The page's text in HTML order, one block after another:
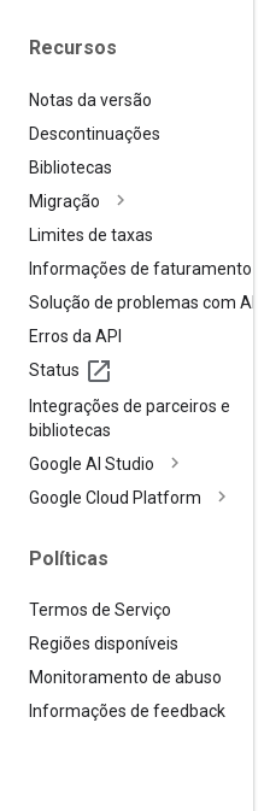
Recursos
Notas da versão
Descontinuações
Bibliotecas
Migração
Limites de taxas
Informações de faturamento
Solução de problemas com APIs
Erros da API
Status
Integrações de parceiros e
bibliotecas
Google AI Studio
Google Cloud Platform
Políticas
Termos de Serviço
Regiões disponíveis
Monitoramento de abuso
Informações de feedback